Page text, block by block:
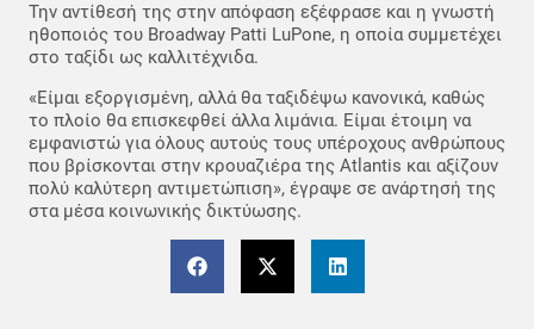
Την αντίθεσή της στην απόφαση εξέφρασε και η γνωστή
ηθοποιός του Broadway Patti LuPone, η οποία συμμετέχει
στο ταξίδι ως καλλιτέχνιδα.
«Είμαι εξοργισμένη, αλλά θα ταξιδέψω κανονικά, καθώς
το πλοίο θα επισκεφθεί άλλα λιμάνια. Είμαι έτοιμη να
εμφανιστώ για όλους αυτούς τους υπέροχους ανθρώπους
που βρίσκονται στην κρουαζιέρα της Atlantis και αξίζουν
πολύ καλύτερη αντιμετώπιση», έγραψε σε ανάρτησή της
στα μέσα κοινωνικής δικτύωσης.